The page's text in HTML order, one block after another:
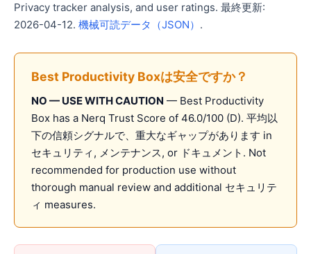
Privacy tracker analysis, and user ratings. 最終更新:
2026-04-12. 機械可読データ（JSON） .
Best Productivity Boxは安全ですか？
NO — USE WITH CAUTION — Best Productivity
Box has a Nerq Trust Score of 46.0/100 (D). 平均以
下の信頼シグナルで、重大なギャップがあります in
セキュリティ, メンテナンス, or ドキュメント. Not
recommended for production use without
thorough manual review and additional セキュリテ
ィ measures.